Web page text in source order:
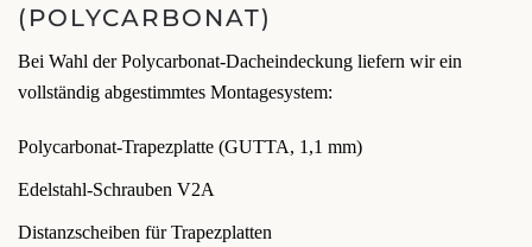
(POLYCARBONAT)
Bei Wahl der Polycarbonat-Dacheindeckung liefern wir ein
vollständig abgestimmtes Montagesystem:
Polycarbonat-Trapezplatte (GUTTA, 1,1 mm)
Edelstahl-Schrauben V2A
Distanzscheiben für Trapezplatten